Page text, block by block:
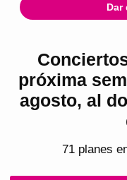
Dar
próxima
agosto, al
71 planes